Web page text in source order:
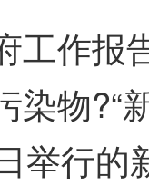
作报
染物?“
举行的